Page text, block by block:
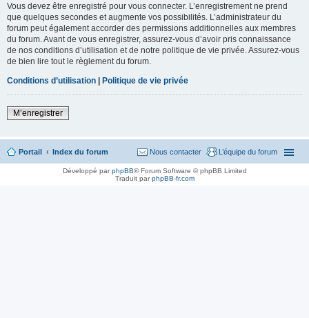
Vous devez être enregistré pour vous connecter. L’enregistrement ne prend
que quelques secondes et augmente vos possibilités. L’administrateur du
forum peut également accorder des permissions additionnelles aux membres
du forum. Avant de vous enregistrer, assurez-vous d’avoir pris connaissance
de nos conditions d’utilisation et de notre politique de vie privée. Assurez-vous
de bien lire tout le règlement du forum.
Conditions d’utilisation | Politique de vie privée
M’enregistrer
Portail Index du forum L’équipe du forum
Nous contacter
Développé parphpBB® Forum Software © phpBB Limited
Traduit parphpBB-fr.com